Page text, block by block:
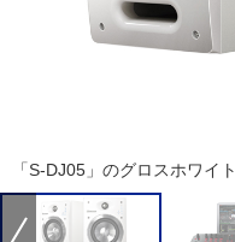
「S-DJ05」のグロスホワイト